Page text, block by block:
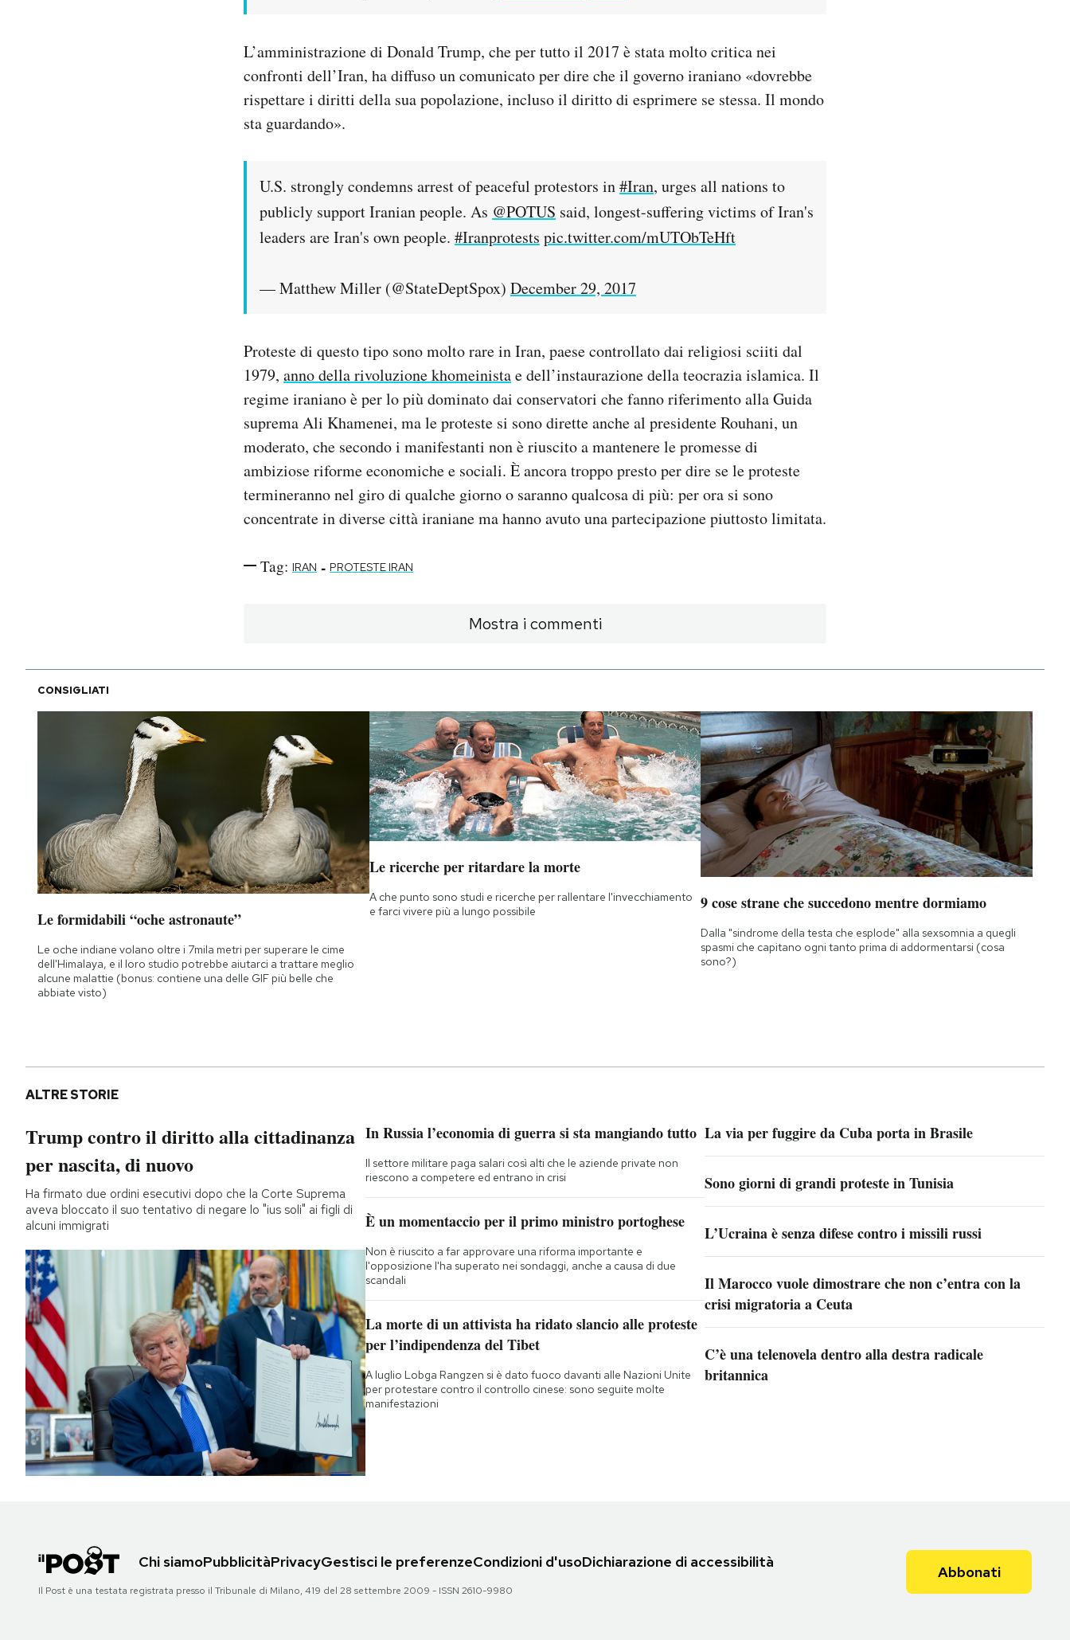
L’amministrazione di Donald Trump, che per tutto il 2017 è stata molto critica nei
confronti dell’Iran, ha diffuso un comunicato per dire che il governo iraniano «dovrebbe
rispettare i diritti della sua popolazione, incluso il diritto di esprimere se stessa. Il mondo
sta guardando».
U.S. strongly condemns arrest of peaceful protestors in#Iran, urges all nations to
publicly support Iranian people. As @POTUS said, longest-suffering victims of Iran's
leaders are Iran's own people. #Iranprotests pic.twitter.com/mUTObTeHft
— Matthew Miller (@StateDeptSpox) December 29, 2017
Proteste di questo tipo sono molto rare in Iran, paese controllato dai religiosi sciiti dal
1979, anno della rivoluzione khomeinistae dell’instaurazione della teocrazia islamica. Il
regime iraniano è per lo più dominato dai conservatori che fanno riferimento alla Guida
suprema Ali Khamenei, ma le proteste si sono dirette anche al presidente Rouhani, un
moderato, che secondo i manifestanti non è riuscito a mantenere le promesse di
ambiziose riforme economiche e sociali. È ancora troppo presto per dire se le proteste
termineranno nel giro di qualche giorno o saranno qualcosa di più: per ora si sono
concentrate in diverse città iraniane ma hanno avuto una partecipazione piuttosto limitata.
Tag: IRAN - PROTESTE IRAN
Mostra i commenti
CONSIGLIATI
Le formidabili “oche astronaute”
Le oche indiane volano oltre i 7mila metri per superare le cime
dell'Himalaya, e il loro studio potrebbe aiutarci a trattare meglio
alcune malattie (bonus: contiene una delle GIF più belle che
abbiate visto)
Le ricerche per ritardare la morte
A che punto sono studi e ricerche per rallentare l'invecchiamento
e farci vivere più a lungo possibile
9 cose strane che succedono mentre dormiamo
Dalla "sindrome della testa che esplode" alla sexsomnia a quegli
spasmi che capitano ogni tanto prima di addormentarsi (cosa
sono?)
ALTRE STORIE
Trump contro il diritto alla cittadinanza
per nascita, di nuovo
Ha firmato due ordini esecutivi dopo che la Corte Suprema
aveva bloccato il suo tentativo di negare lo "ius soli" ai figli di
alcuni immigrati
In Russia l’economia di guerra si sta mangiando tutto
Il settore militare paga salari così alti che le aziende private non
riescono a competere ed entrano in crisi
È un momentaccio per il primo ministro portoghese
Non è riuscito a far approvare una riforma importante e
l'opposizione l'ha superato nei sondaggi, anche a causa di due
scandali
La morte di un attivista ha ridato slancio alle proteste
per l’indipendenza del Tibet
A luglio Lobga Rangzen si è dato fuoco davanti alle Nazioni Unite
per protestare contro il controllo cinese: sono seguite molte
manifestazioni
La via per fuggire da Cuba porta in Brasile
Sono giorni di grandi proteste in Tunisia
L’Ucraina è senza difese contro i missili russi
Il Marocco vuole dimostrare che non c’entra con la
crisi migratoria a Ceuta
C’è una telenovela dentro alla destra radicale
britannica
Chi siamoPubblicitàPrivacyGestisci le preferenzeCondizioni d'usoDichiarazione di accessibilità
Il Post è una testata registrata presso il Tribunale di Milano, 419 del 28 settembre 2009 - ISSN 2610-9980
Abbonati